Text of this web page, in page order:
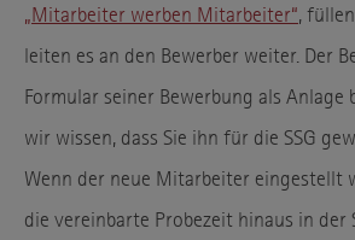
Name Google Maps
Anbieter Google
Zweck
Wird zum
.google.com
NID,CONSENT
„Mitarbeiter werben Mitarbeiter“ ,
leiten es an den Bewerber weiter. Der
Formular seiner Bewerbung als Anlage
wir wissen, dass Sie ihn für die SSG
Wenn der neue Mitarbeiter eingestellt
die vereinbarte Probezeit hinaus in der